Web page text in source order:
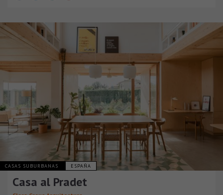
CASAS SUBURBANAS ESPAÑA
Casa al Pradet